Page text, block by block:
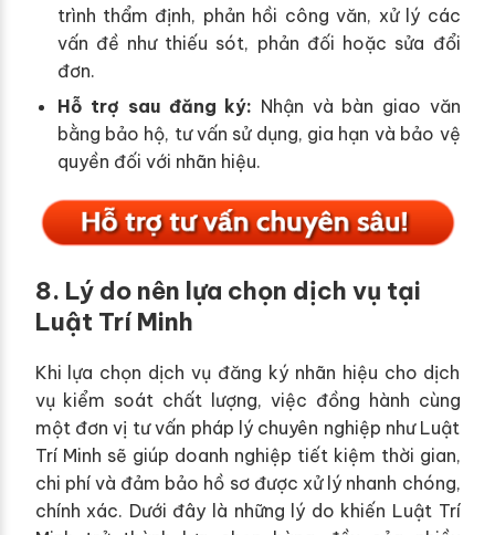
trình thẩm định, phản hồi công văn, xử lý các
vấn đề như thiếu sót, phản đối hoặc sửa đổi
đơn.
Hỗ trợ sau đăng ký: Nhận và bàn giao văn
bằng bảo hộ, tư vấn sử dụng, gia hạn và bảo vệ
quyền đối với nhãn hiệu.
8. Lý do nên lựa chọn dịch vụ tại
Luật Trí Minh
Khi lựa chọn dịch vụ đăng ký nhãn hiệu cho dịch
vụ kiểm soát chất lượng, việc đồng hành cùng
một đơn vị tư vấn pháp lý chuyên nghiệp như Luật
Trí Minh sẽ giúp doanh nghiệp tiết kiệm thời gian,
chi phí và đảm bảo hồ sơ được xử lý nhanh chóng,
chính xác. Dưới đây là những lý do khiến Luật Trí